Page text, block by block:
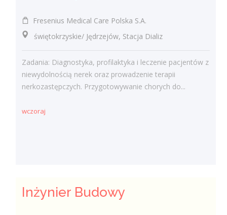
Fresenius Medical Care Polska S.A.
świętokrzyskie/ Jędrzejów, Stacja Dializ
Zadania: Diagnostyka, profilaktyka i leczenie pacjentów z
niewydolnością nerek oraz prowadzenie terapii
nerkozastępczych. Przygotowywanie chorych do...
wczoraj
Inżynier Budowy